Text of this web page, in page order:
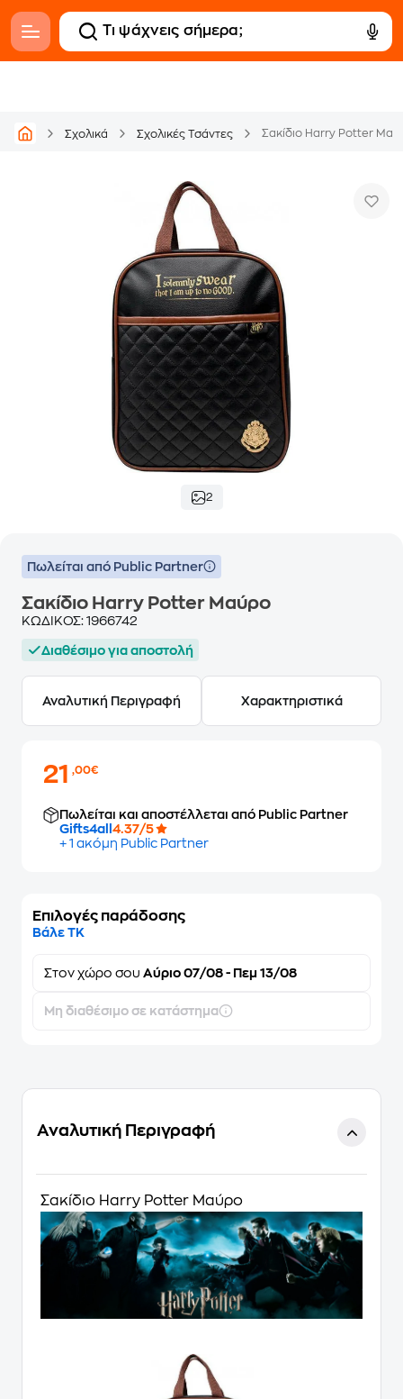
Σχολικά Σχολικές Τσάντες Σακίδιο Harry Potter
2
Πωλείται από Public Partner
Σακίδιο Harry Potter Μαύρο
ΚΩΔΙΚΟΣ: 1966742
Διαθέσιμο για αποστολή
Αναλυτική Περιγραφή Χαρακτηριστικά
21,00€
Πωλείται και αποστέλλεται από Public Partner
Gifts4all 4.37/5
+ 1 ακόμη Public Partner
Επιλογές παράδοσης
Βάλε ΤΚ
Στον χώρο σου Αύριο 07/08 - Πεμ 13/08
Μη διαθέσιμο σε κατάστημα
Αναλυτική Περιγραφή
Σακίδιο Harry Potter Μαύρο